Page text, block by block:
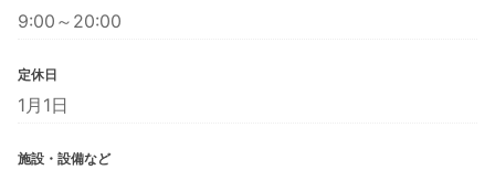
9:00～20:00
定休日
1月1日
施設・設備など